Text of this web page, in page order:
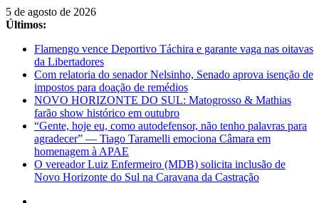
Pular
para
conteúdo
5 de agosto de 2026
Últimos:
Flamengo vence Deportivo Táchira e garante vaga nas oitavas
da Libertadores
Com relatoria do senador Nelsinho, Senado aprova isenção de
impostos para doação de remédios
NOVO HORIZONTE DO SUL: Matogrosso & Mathias
farão show histórico em outubro
“Gente, hoje eu, como autodefensor, não tenho palavras para
agradecer” — Tiago Taramelli emociona Câmara em
homenagem à APAE
O vereador Luiz Enfermeiro (MDB) solicita inclusão de
Novo Horizonte do Sul na Caravana da Castração